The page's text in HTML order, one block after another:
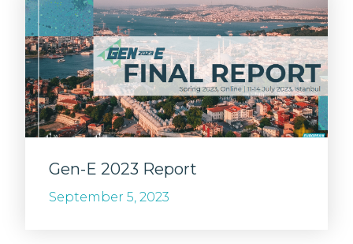
Gen-E 2023 Report
September 5, 2023